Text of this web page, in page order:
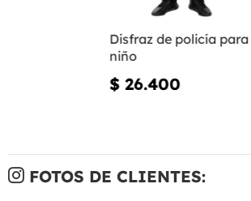
Disfraz de policía para
niño
$ 26.400
FOTOS DE CLIENTES: